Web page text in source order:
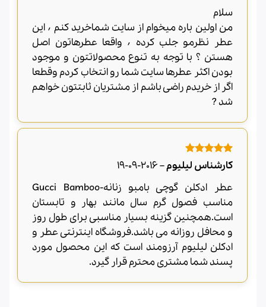
سلام
من اولین باره میخوام از سایت شماخرید کنم ٬ این
عطر نظرمو جلب کرده ٬ واقعا عطرهاتون اصل
هستن ؟ با توجه به تنوع محصولاتتون و موجود
بودن اکثر عطرها سایت شما رو انتخاب کردم وقطعا
اگر از خریدم راضی باشم از مشتریان ثابتتون خواهم
شد ?
امتیاز5
از
5
کارشناس لیلیوم–
2016-09-19
عطر ادکلن گوچی بامبو زنانه-Gucci Bamboo
مناسب فصول گرم سال مانند بهار و تابستان
است.همچنین گزینه بسیار مناسبی برای طول روز
و محافل روزانه می باشد.فروشگاه اینترنتی عطر و
ادکلن لیلیوم آرزومند است که این محصول مورد
پسند شما مشتری محترم قرار گیرد.